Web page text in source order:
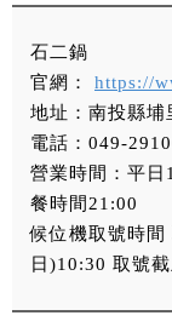
石二鍋
官網： https://
地址：南投縣埔
電話：049-
營業時間：平
餐時間21:00
候位機取號時
日)10:30 取號